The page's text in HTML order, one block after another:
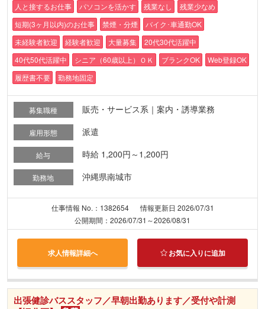
人と接するお仕事
パソコンを活かす 残業なし
残業少なめ
短期(3ヶ月以内)のお仕事
禁煙・分煙
バイク･車通勤OK
未経験者歓迎
経験者歓迎 大量募集
20代30代活躍中
40代50代活躍中
シニア（60歳以上）ＯＫ ブランクOK
Web登録OK
履歴書不要
勤務地固定
募集職種 販売・サービス系｜案内・誘導業務
雇用形態 派遣
給与 時給 1,200円～1,200円
勤務地 沖縄県南城市
仕事情報 No.：1382654
情報更新日 2026/07/31
公開期間：2026/07/31～2026/08/31
求人情報詳細へ お気に入りに追加
出張健診バススタッフ／早朝出勤あります／受付や計測